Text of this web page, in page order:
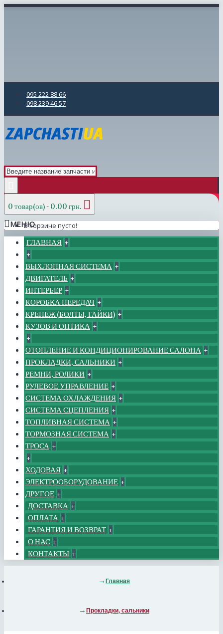
095 222 88 66
098 239 46 57
0 товар(ов) - 0.00 грн.
В корзине пусто!
МЕНЮ
ГЛАВНАЯ +
+
ВЫХЛОПНАЯ СИСТЕМА +
ДВИГАТЕЛЬ +
ИНТЕРЬЕР +
КОРОБКА ПЕРЕДАЧ +
КРЕПЕЖ (БОЛТЫ, ГАЙКИ) +
КУЗОВ И ОПТИКА +
+
ОТОПЛЕНИЕ И КОНДИЦИОНИРОВАНИЕ САЛОНА +
ПРОКЛАДКИ, САЛЬНИКИ +
РЕМНИ, РОЛИКИ +
РУЛЕВОЕ УПРАВЛЕНИЕ +
СИСТЕМА ОХЛАЖДЕНИЯ +
СИСТЕМА СЦЕПЛЕНИЯ +
ТОПЛИВНАЯ СИСТЕМА +
ТОРМОЗНАЯ СИСТЕМА +
ТРОСА +
+
ХОДОВАЯ +
ЭЛЕКТРООБОРУДОВАНИЕ +
ДРУГОЕ +
ДОСТАВКА +
ОПЛАТА +
ГАРАНТИЯ И ВОЗВРАТ +
О НАС +
КОНТАКТЫ +
Главная
Прокладки, сальники